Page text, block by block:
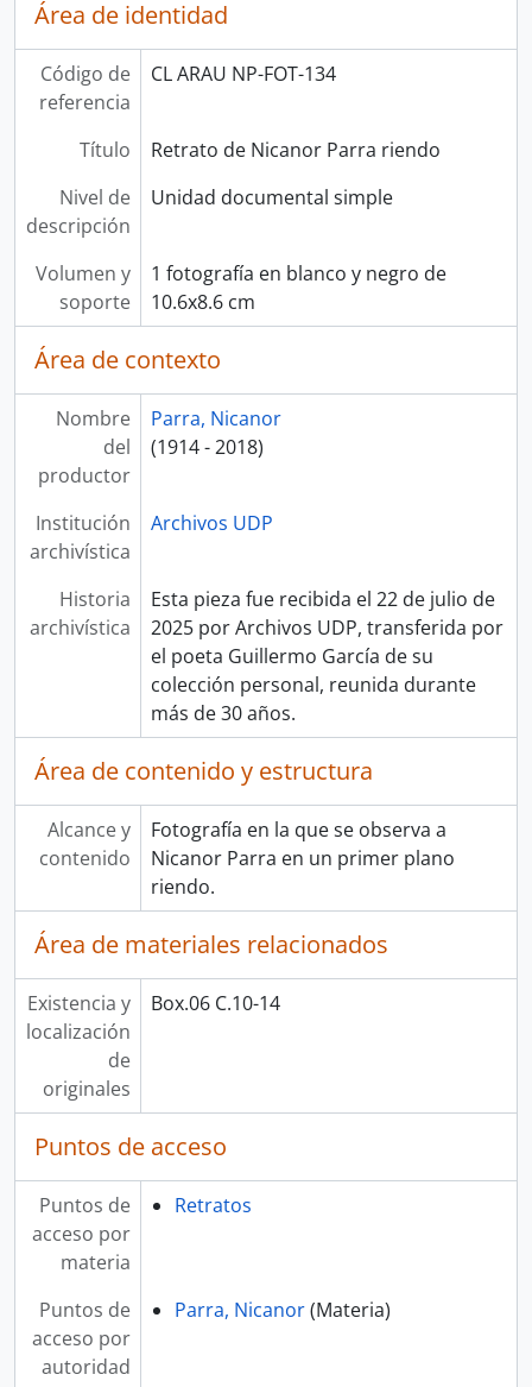
Área de identidad
Código de
referencia
CL ARAU NP-FOT-134
Título
Retrato de Nicanor Parra riendo
Nivel de
descripción
Unidad documental simple
Volumen y
soporte
1 fotografía en blanco y negro de
10.6x8.6 cm
Área de contexto
Nombre
del
productor
Parra, Nicanor
(1914 - 2018)
Institución
archivística
Archivos UDP
Historia
archivística
Esta pieza fue recibida el 22 de julio de
2025 por Archivos UDP, transferida por
el poeta Guillermo García de su
colección personal, reunida durante
más de 30 años.
Área de contenido y estructura
Alcance y
contenido
Fotografía en la que se observa a
Nicanor Parra en un primer plano
riendo.
Área de materiales relacionados
Existencia y
localización
de
originales
Box.06 C.10-14
Puntos de acceso
Puntos de
acceso por
materia
Retratos
Puntos de
acceso por
autoridad
Parra, Nicanor(Materia)